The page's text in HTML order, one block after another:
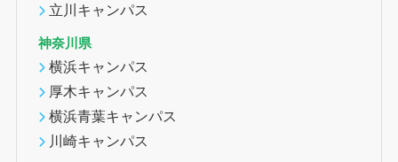
立川キャンパス
神奈川県
横浜キャンパス
厚木キャンパス
横浜青葉キャンパス
川崎キャンパス